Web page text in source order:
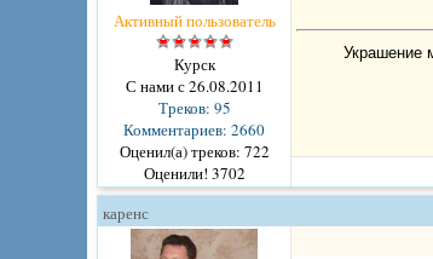
Активный пользователь
Курск
С нами с 26.08.2011
Треков: 95
Комментариев: 2660
Оценил(а) треков: 722
Оценили! 3702
Украшение
каренс